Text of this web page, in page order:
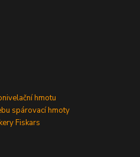
hmotu
spárovací hmoty
Fiskars